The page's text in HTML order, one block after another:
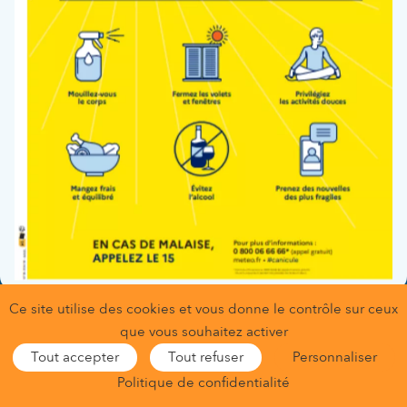
(IVG)
Gestion des données personnelles
Conditions générales d’utilisationMentions légales
Gestion des cookies Nous contacterNous trouver
Ce site utilise des cookies et vous donne le contrôle sur ceux
que vous souhaitez activer
Tout accepter
Tout refuser
Personnaliser
Politique de confidentialité